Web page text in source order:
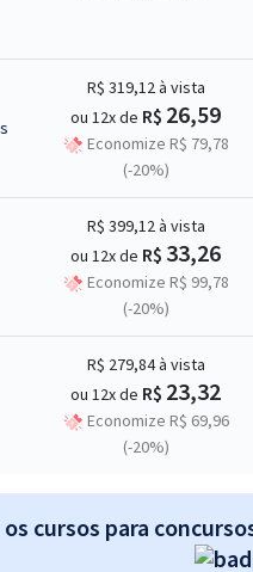
R$ 319,12à vista
ou 12x de R$ 26,59
Economize R$ 79,78
(-20%)
R$ 399,12à vista
ou 12x de R$ 33,26
Economize R$ 99,78
(-20%)
R$ 279,84à vista
ou 12x de R$ 23,32
Economize R$ 69,96
(-20%)
cursos para